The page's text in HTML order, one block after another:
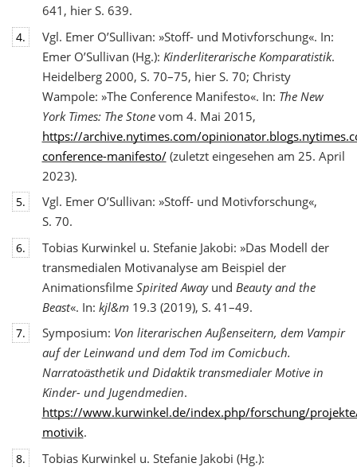
641, hier S. 639.
4.
Vgl. Emer O’Sullivan: »Stoff- und Motivforschung«. In:
Emer O’Sullivan (Hg.): Kinderliterarische Komparatistik.
Heidelberg 2000, S. 70–75, hier S. 70; Christy
Wampole: »The Conference Manifesto«. In: The New
York Times: The Stonevom 4. Mai 2015,
https://archive.nytimes.com/
conference-manifesto/(zuletzt eingesehen am 25. April
2023).
5.
Vgl. Emer O’Sullivan: »Stoff- und Motivforschung«,
S. 70.
6.
Tobias Kurwinkel u. Stefanie Jakobi: »Das Modell der
transmedialen Motivanalyse am Beispiel der
Animationsfilme Spirited Awayund Beauty and the
Beast«. In: kjl&m19.3 (2019), S. 41–49.
7. Symposium: Von literarischen Außenseitern, dem Vampir
auf der Leinwand und dem Tod im Comicbuch.
Narratoästhetik und Didaktik transmedialer Motive in
Kinder- und Jugendmedien.
https://www.kurwinkel.de/index.php/forschung/
motivik.
8.
Tobias Kurwinkel u. Stefanie Jakobi (Hg.):